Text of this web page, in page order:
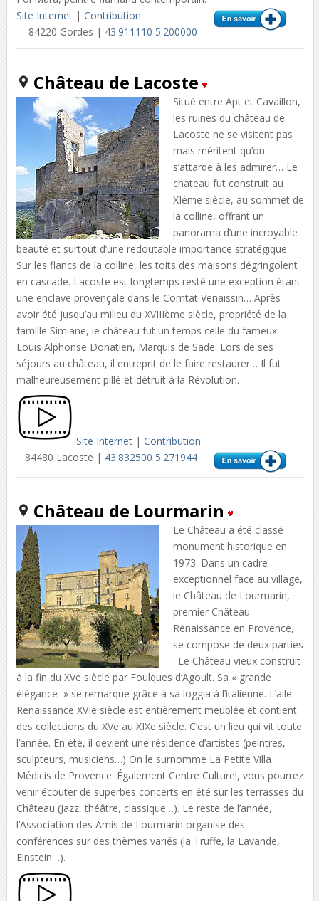
Site Internet| Contribution
84220 Gordes | 43.911110 5.200000
Château de Lacoste
Situé entre Apt et Cavaillon,
les ruines du château de
Lacoste ne se visitent pas
mais méritent qu’on
s’attarde à les admirer… Le
chateau fut construit au
XIème siècle, au sommet de
la colline, offrant un
panorama d’une incroyable
beauté et surtout d’une redoutable importance stratégique.
Sur les flancs de la colline, les toits des maisons dégringolent
en cascade. Lacoste est longtemps resté une exception étant
une enclave provençale dans le Comtat Venaissin… Après
avoir été jusqu’au milieu du XVIIIème siècle, propriété de la
famille Simiane, le château fut un temps celle du fameux
Louis Alphonse Donatien, Marquis de Sade. Lors de ses
séjours au château, il entreprit de le faire restaurer… Il fut
malheureusement pillé et détruit à la Révolution.
Site Internet| Contribution
84480 Lacoste | 43.832500 5.271944
Château de Lourmarin
Le Château a été classé
monument historique en
1973. Dans un cadre
exceptionnel face au village,
le Château de Lourmarin,
premier Château
Renaissance en Provence,
se compose de deux parties
: Le Château vieux construit
à la fin du XVe siècle par Foulques d’Agoult. Sa « grande
élégance » se remarque grâce à sa loggia à l’italienne. L’aile
Renaissance XVIe siècle est entièrement meublée et contient
des collections du XVe au XIXe siècle. C’est un lieu qui vit toute
l’année. En été, il devient une résidence d’artistes (peintres,
sculpteurs, musiciens…) On le surnomme La Petite Villa
Médicis de Provence. Également Centre Culturel, vous pourrez
venir écouter de superbes concerts en été sur les terrasses du
Château (Jazz, théâtre, classique…). Le reste de l’année,
l’Association des Amis de Lourmarin organise des
conférences sur des thèmes variés (la Truffe, la Lavande,
Einstein…).